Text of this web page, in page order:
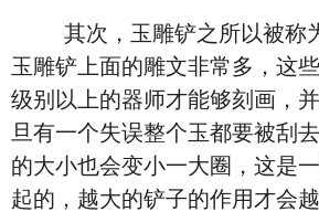
其次，玉雕铲之所以被称
玉雕铲上面的雕文非常多，这
级别以上的器师才能够刻画，
旦有一个失误整个玉都要被刮
的大小也会变小一大圈，这是
起的，越大的铲子的作用才会